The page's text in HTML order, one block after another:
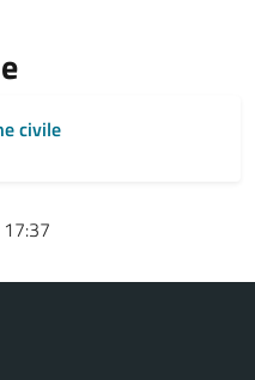
civile